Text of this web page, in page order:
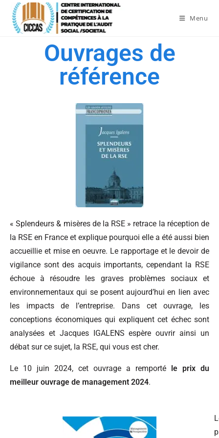
Menu
Ouvrages de
référence
« Splendeurs & misères de la RSE » retrace la réception de
la RSE en France et explique pourquoi elle a été aussi bien
accueillie et mise en oeuvre. Le rapportage et le devoir de
vigilance sont des acquis importants, cependant la RSE
échoue à résoudre les graves problèmes sociaux et
environnementaux qui se posent aujourd’hui en lien avec
les impacts de l’entreprise. Dans cet ouvrage, les
conceptions économiques qui expliquent cet échec sont
analysées et Jacques IGALENS espère ouvrir ainsi un
débat sur ce sujet, la RSE, qui vous est cher.
Le 10 juin 2024, cet ouvrage a remporté le prix du
meilleur ouvrage de management 2024.